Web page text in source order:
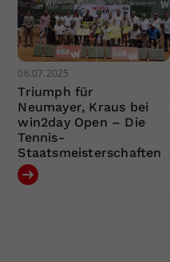
06.07.2025
Triumph für
Neumayer, Kraus bei
win2day Open – Die
Tennis-
Staatsmeisterschaften